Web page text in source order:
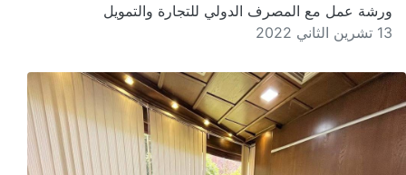
ورشة عمل مع المصرف الدولي للتجارة والتمويل
13 تشرين الثاني 2022